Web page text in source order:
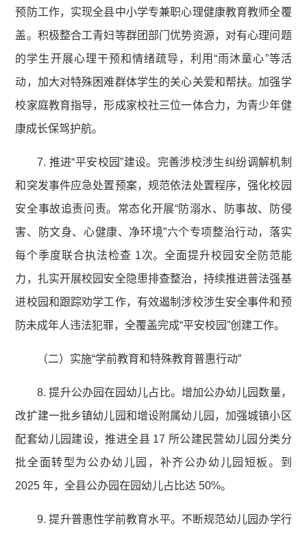
预防工作，实现全县中小学专兼职心理健康教育教师全覆
盖。积极整合工青妇等群团部门优势资源，对有心理问题
的学生开展心理干预和情绪疏导，利用“雨沐童心”等活
动，加大对特殊困难群体学生的关心关爱和帮扶。加强学
校家庭教育指导，形成家校社三位一体合力，为青少年健
康成长保驾护航。
7. 推进“平安校园”建设。完善涉校涉生纠纷调解机制
和突发事件应急处置预案，规范依法处置程序，强化校园
安全事故追责问责。常态化开展“防溺水、防事故、防侵
害、防文身、心健康、净环境”六个专项整治行动，落实
每个季度联合执法检查 1次。全面提升校园安全防范能
力，扎实开展校园安全隐患排查整治，持续推进普法强基
进校园和跟踪劝学工作，有效遏制涉校涉生安全事件和预
防未成年人违法犯罪，全覆盖完成“平安校园”创建工作。
（二）实施“学前教育和特殊教育普惠行动”
8. 提升公办园在园幼儿占比。增加公办幼儿园数量，
改扩建一批乡镇幼儿园和增设附属幼儿园，加强城镇小区
配套幼儿园建设，推进全县 17 所公建民营幼儿园分类分
批全面转型为公办幼儿园，补齐公办幼儿园短板。到
2025 年，全县公办园在园幼儿占比达 50%。
9. 提升普惠性学前教育水平。不断规范幼儿园办学行